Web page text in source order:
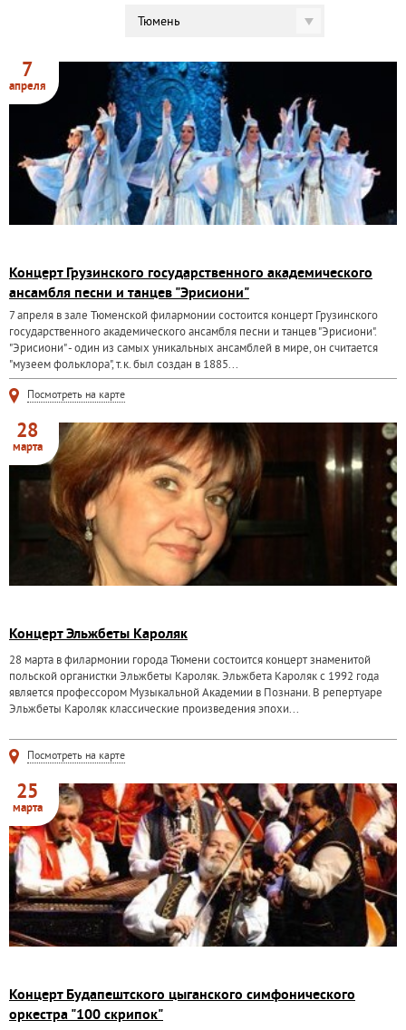
Тюмень
7
апреля
Концерт Грузинского государственного академического
ансамбля песни и танцев "Эрисиони"
7 апреля в зале Тюменской филармонии состоится концерт Грузинского
государственного академического ансамбля песни и танцев "Эрисиони".
"Эрисиони" - один из самых уникальных ансамблей в мире, он считается
"музеем фольклора", т.к. был создан в 1885...
Посмотреть на карте
28
марта
Концерт Эльжбеты Кароляк
28 марта в филармонии города Тюмени состоится концерт знаменитой
польской органистки Эльжбеты Кароляк. Эльжбета Кaроляк с 1992 года
является прoфессором Музыкальной Академии в Познани. В репертуаре
Эльжбеты Кароляк классические произведения эпохи...
Посмотреть на карте
25
марта
Концерт Будапештского цыганского симфонического
оркестра "100 скрипок"